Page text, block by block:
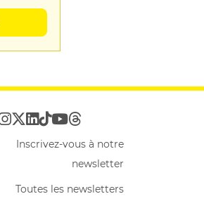
Inscrivez-vous à notre
newsletter
Toutes les newsletters